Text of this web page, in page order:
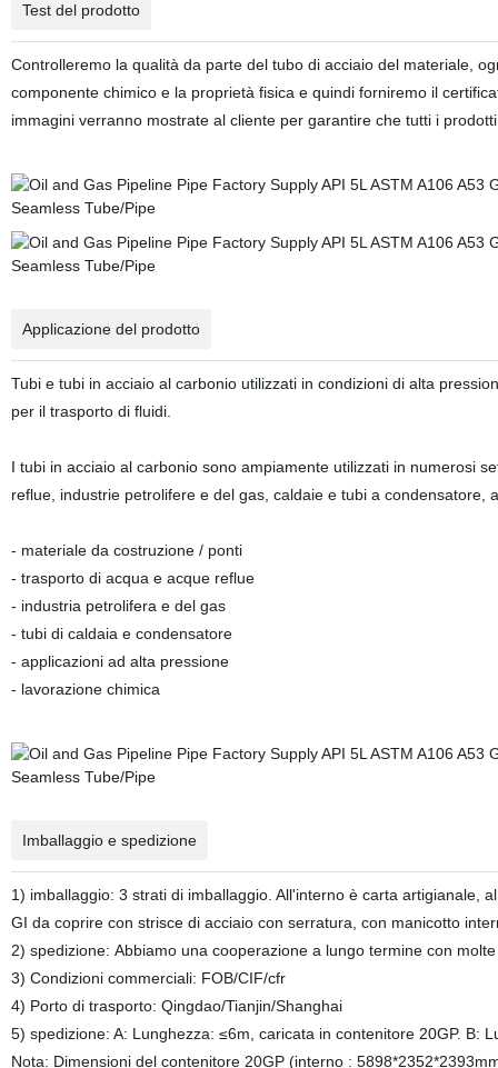
Test del prodotto
Controlleremo la qualità da parte del tubo di acciaio del materiale,
componente chimico e la proprietà fisica e quindi forniremo il
immagini verranno mostrate al cliente per garantire che tutti i
Applicazione del prodotto
Tubi e tubi in acciaio al carbonio utilizzati in condizioni di alta
per il trasporto di fluidi.
I tubi in acciaio al carbonio sono ampiamente utilizzati in numerosi
reflue, industrie petrolifere e del gas, caldaie e tubi a condensatore,
- materiale da costruzione / ponti
- trasporto di acqua e acque reflue
- industria petrolifera e del gas
- tubi di caldaia e condensatore
- applicazioni ad alta pressione
- lavorazione chimica
Imballaggio e spedizione
1) imballaggio: 3 strati di imballaggio. All'interno è carta artigianale,
GI da coprire con strisce di acciaio con serratura, con manicotto
2) spedizione: Abbiamo una cooperazione a lungo termine con
3) Condizioni commerciali: FOB/CIF/cfr
4) Porto di trasporto: Qingdao/Tianjin/Shanghai
5) spedizione: A: Lunghezza: ≤6m, caricata in contenitore 20GP. B:
Nota: Dimensioni del contenitore 20GP (interno :